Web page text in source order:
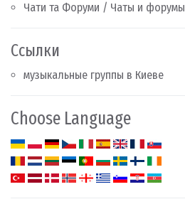
Чати та Форуми / Чаты и форумы
Ссылки
музыкальные группы в Киеве
Choose Language